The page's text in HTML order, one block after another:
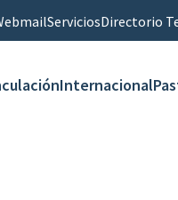
ServiciosDirectorio
Internacional